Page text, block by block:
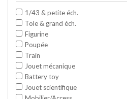
1/43 & petite éch.
Tole & grand éch.
Figurine
Poupée
Train
Jouet mécanique
Battery toy
Jouet scientifique